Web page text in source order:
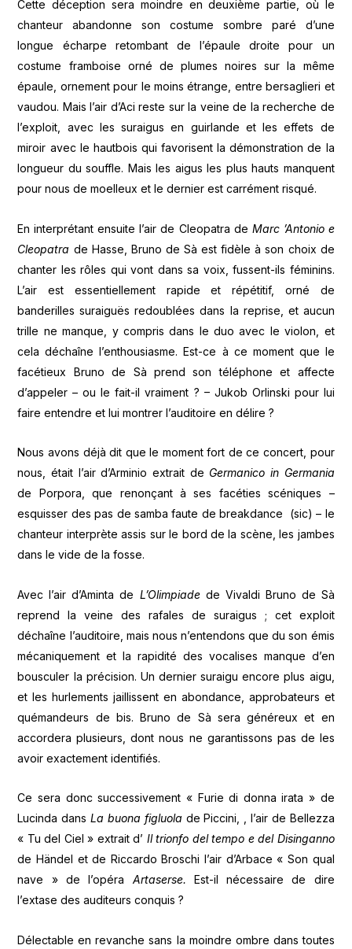
Cette déception sera moindre en deuxième partie, où le
chanteur abandonne son costume sombre paré d’une
longue écharpe retombant de l’épaule droite pour un
costume framboise orné de plumes noires sur la même
épaule, ornement pour le moins étrange, entre bersaglieri et
vaudou. Mais l’air d’Aci reste sur la veine de la recherche de
l’exploit, avec les suraigus en guirlande et les effets de
miroir avec le hautbois qui favorisent la démonstration de la
longueur du souffle. Mais les aigus les plus hauts manquent
pour nous de moelleux et le dernier est carrément risqué.
En interprétant ensuite l’air de Cleopatra de Marc ’Antonio e
Cleopatra de Hasse, Bruno de Sà est fidèle à son choix de
chanter les rôles qui vont dans sa voix, fussent-ils féminins.
L’air est essentiellement rapide et répétitif, orné de
banderilles suraiguës redoublées dans la reprise, et aucun
trille ne manque, y compris dans le duo avec le violon, et
cela déchaîne l’enthousiasme. Est-ce à ce moment que le
facétieux Bruno de Sà prend son téléphone et affecte
d’appeler – ou le fait-il vraiment ? – Jukob Orlinski pour lui
faire entendre et lui montrer l’auditoire en délire ?
Nous avons déjà dit que le moment fort de ce concert, pour
nous, était l’air d’Arminio extrait de Germanico in Germania
de Porpora, que renonçant à ses facéties scéniques –
esquisser des pas de samba faute de breakdance (sic) – le
chanteur interprète assis sur le bord de la scène, les jambes
dans le vide de la fosse.
Avec l’air d’Aminta de L’Olimpiade de Vivaldi Bruno de Sà
reprend la veine des rafales de suraigus ; cet exploit
déchaîne l’auditoire, mais nous n’entendons que du son émis
mécaniquement et la rapidité des vocalises manque d’en
bousculer la précision. Un dernier suraigu encore plus aigu,
et les hurlements jaillissent en abondance, approbateurs et
quémandeurs de bis. Bruno de Sà sera généreux et en
accordera plusieurs, dont nous ne garantissons pas de les
avoir exactement identifiés.
Ce sera donc successivement « Furie di donna irata » de
Lucinda dansLa buona figluola de Piccini, , l’air de Bellezza
« Tu del Ciel » extrait d’ Il trionfo del tempo e del Disinganno
de Händel et de Riccardo Broschi l’air d’Arbace « Son qual
nave » de l’opéra Artaserse.
Est-il nécessaire de dire
l’extase des auditeurs conquis ?
Délectable en revanche sans la moindre ombre dans toutes